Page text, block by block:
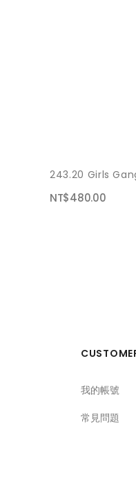
243.20 Girls
NT$480.00
我的帳號
常見問題